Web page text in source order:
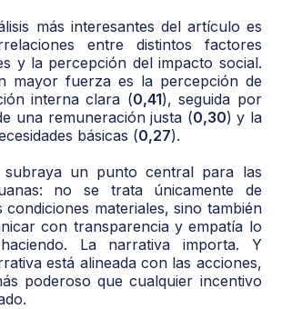
más interesantes del artículo es
entre distintos factores
y la percepción del impacto social.
mayor fuerza es la percepción de
interna clara (0,41), seguida por
una remuneración justa (0,30) y la
básicas (0,27).
subraya un punto central para las
no se trata únicamente de
materiales, sino también
con transparencia y empatía lo
La narrativa importa. Y
está alineada con las acciones,
poderoso que cualquier incentivo